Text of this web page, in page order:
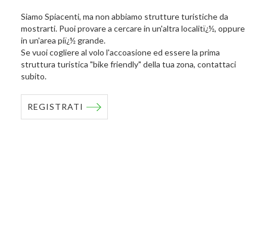
Siamo Spiacenti, ma non abbiamo strutture turistiche da
mostrarti. Puoi provare a cercare in un'altra localitï¿½, oppure
in un'area piï¿½ grande.
Se vuoi cogliere al volo l'accoasione ed essere la prima
struttura turistica "bike friendly" della tua zona, contattaci
subito.
REGISTRATI